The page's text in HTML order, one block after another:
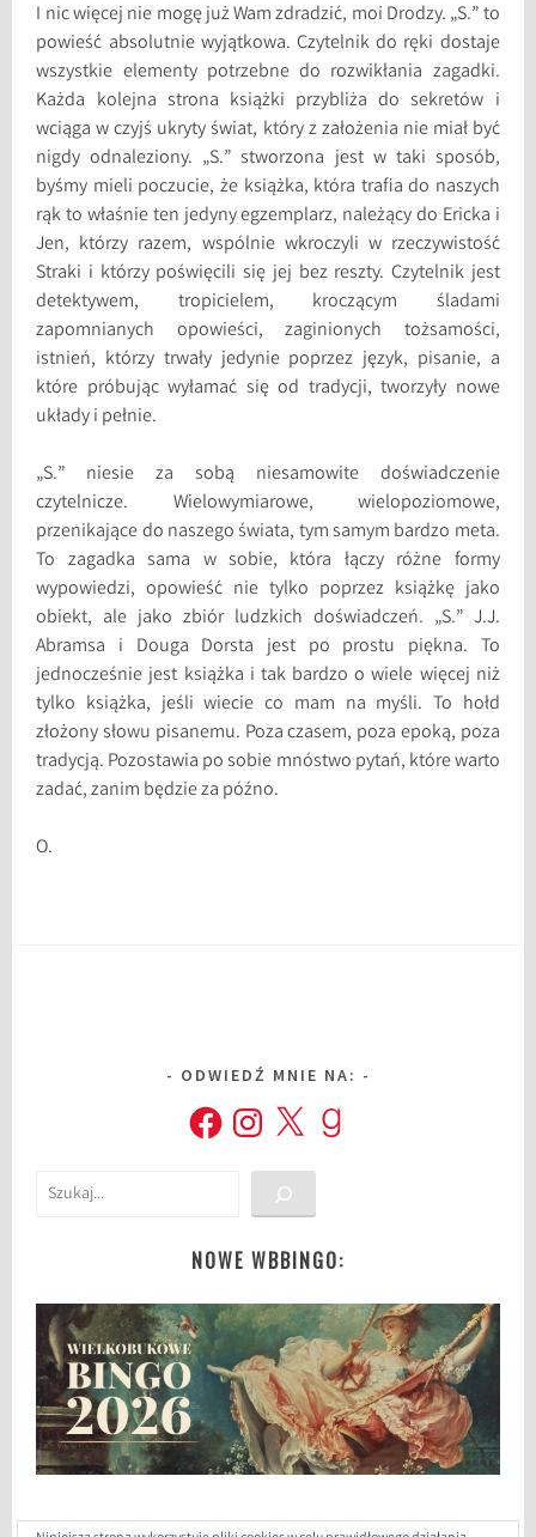
I nic więcej nie mogę już Wam zdradzić, moi Drodzy. „S.” to
powieść absolutnie wyjątkowa. Czytelnik do ręki dostaje
wszystkie elementy potrzebne do rozwikłania zagadki.
Każda kolejna strona książki przybliża do sekretów i
wciąga w czyjś ukryty świat, który z założenia nie miał być
nigdy odnaleziony. „S.” stworzona jest w taki sposób,
byśmy mieli poczucie, że książka, która trafia do naszych
rąk to właśnie ten jedyny egzemplarz, należący do Ericka i
Jen, którzy razem, wspólnie wkroczyli w rzeczywistość
Straki i którzy poświęcili się jej bez reszty. Czytelnik jest
detektywem, tropicielem, kroczącym śladami
zapomnianych opowieści, zaginionych tożsamości,
istnień, którzy trwały jedynie poprzez język, pisanie, a
które próbując wyłamać się od tradycji, tworzyły nowe
układy i pełnie.
„S.” niesie za sobą niesamowite doświadczenie
czytelnicze. Wielowymiarowe, wielopoziomowe,
przenikające do naszego świata, tym samym bardzo meta.
To zagadka sama w sobie, która łączy różne formy
wypowiedzi, opowieść nie tylko poprzez książkę jako
obiekt, ale jako zbiór ludzkich doświadczeń. „S.” J.J.
Abramsa i Douga Dorsta jest po prostu piękna. To
jednocześnie jest książka i tak bardzo o wiele więcej niż
tylko książka, jeśli wiecie co mam na myśli. To hołd
złożony słowu pisanemu. Poza czasem, poza epoką, poza
tradycją. Pozostawia po sobie mnóstwo pytań, które warto
zadać, zanim będzie za późno.
O.
ODWIEDŹ MNIE NA:
FacebookInstagram
X Goodreads
Szukaj
NOWE WBBINGO: